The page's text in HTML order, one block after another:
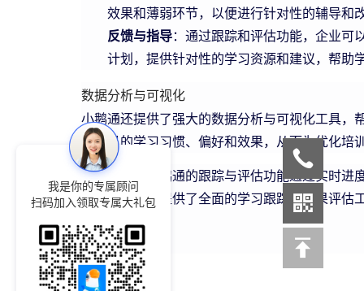
效果和薄弱环节，以便进行针对性的辅导和
反馈与指导：通过跟踪和评估功能，企业可
计划，提供针对性的学习资源和建议，帮助
数据分析与可视化
小鹅通还提供了强大的数据分析与可视化工具，
解学员的学习习惯、偏好和效果，从而为优化培
综上所述，小鹅通的跟踪与评估功能通过实时进
手段，为企业提供了全面的学习跟踪和效果评估
有力支持
我是你的专属顾问
扫码加入领取专属大礼包